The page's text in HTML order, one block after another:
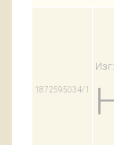
1872595034/1
Изг: